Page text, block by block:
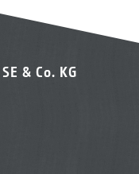
& Co. KG